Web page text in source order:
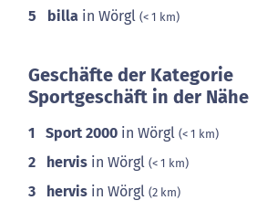
5 billa in Wörgl (< 1 km)
Geschäfte der Kategorie
Sportgeschäft in der Nähe
1 Sport 2000 in Wörgl (< 1 km)
2 hervis in Wörgl (< 1 km)
3 hervis in Wörgl (2 km)